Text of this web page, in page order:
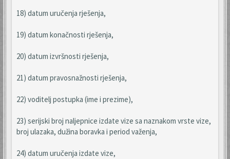
18) datum uručenja rješenja,
19) datum konačnosti rješenja,
20) datum izvršnosti rješenja,
21) datum pravosnažnosti rješenja,
22) voditelj postupka (ime i prezime),
23) serijski broj naljepnice izdate vize sa naznakom vrste vize,
broj ulazaka, dužina boravka i period važenja,
24) datum uručenja izdate vize,